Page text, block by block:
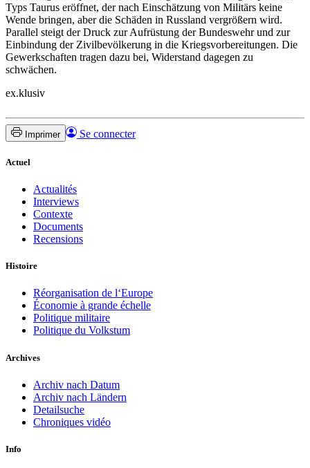
Typs Taurus eröffnet, der nach Einschätzung von Militärs keine
Wende bringen, aber die Schäden in Russland vergrößern wird.
Parallel steigt der Druck zur Aufrüstung der Bundeswehr und zur
Einbindung der Zivilbevölkerung in die Kriegsvorbereitungen. Die
Gewerkschaften tragen dazu bei, Widerstand dagegen zu
schwächen.
ex.klusiv
Imprimer Se connecter
Actuel
Actualités
Interviews
Contexte
Documents
Recensions
Histoire
Réorganisation de l‘Europe
Économie à grande échelle
Politique militaire
Politique du Volkstum
Archives
Archiv nach Datum
Archiv nach Ländern
Detailsuche
Chroniques vidéo
Info